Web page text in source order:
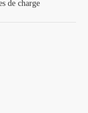
de charge